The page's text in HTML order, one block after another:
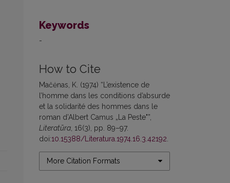
Keywords
-
How to Cite
Mačėnas, K. (1974) “L’existence de
l’homme dans les conditions d’absurde
et la solidarité des hommes dans le
roman d’Albert Camus „La Peste"”,
Literatūra , 16(3), pp. 89–97.
doi:10.15388/Literatura.1974.16.3.42192
More Citation Formats